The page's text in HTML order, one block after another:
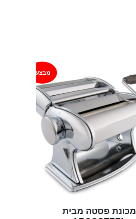
מכונת פסטה מבית
מבצע!